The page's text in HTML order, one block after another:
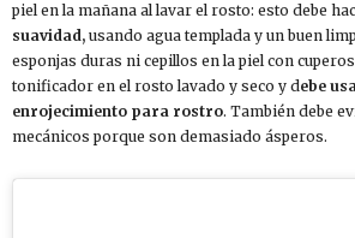
piel en la mañana al lavar el rosto: esto debe
suavidad, usando agua templada y un buen
esponjas duras ni cepillos en la piel con
tonificador en el rosto lavado y seco y debe
enrojecimiento para rostro. También debe
mecánicos porque son demasiado ásperos.